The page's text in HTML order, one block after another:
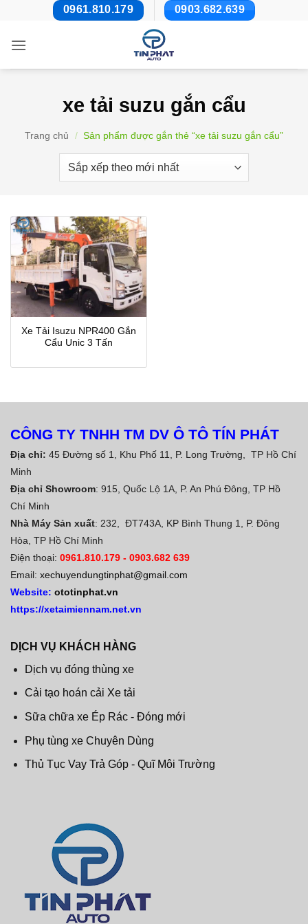
nội
0961.810.179 0903.682.639
xe tải suzu gắn cẩu
Trang chủ / Sản phẩm được gắn thẻ “xe tải suzu gắn cẩu”
Xe Tải Isuzu NPR400 Gắn
Cẩu Unic 3 Tấn
CÔNG TY TNHH TM DV Ô TÔ TÍN PHÁT
Địa chỉ: 45 Đường số 1, Khu Phố 11, P. Long Trường, TP Hồ Chí
Minh
Địa chỉ Showroom: 915, Quốc Lộ 1A, P. An Phú Đông, TP Hồ
Chí Minh
Nhà Máy Sản xuất: 232, ĐT743A, KP Bình Thung 1, P. Đông
Hòa, TP Hồ Chí Minh
Điện thoại: 0961.810.179 - 0903.682 639
Email: xechuyendungtinphat@gmail.com
Website: ototinphat.vn
https://xetaimiennam.net.vn
DỊCH VỤ KHÁCH HÀNG
Dịch vụ đóng thùng xe
Cải tạo hoán cải Xe tải
Sữa chữa xe Ép Rác - Đóng mới
Phụ tùng xe Chuyên Dùng
Thủ Tục Vay Trả Góp - Quĩ Môi Trường